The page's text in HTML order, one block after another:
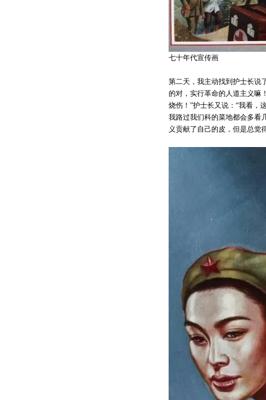
七十年代宣传画
第二天，我主动找到护士长说
的对，实行革命的人道主义嘛
烧伤！”护士长又说：“我看
我路过我们科的菜地都会多看
义贡献了自己的皮，但是总